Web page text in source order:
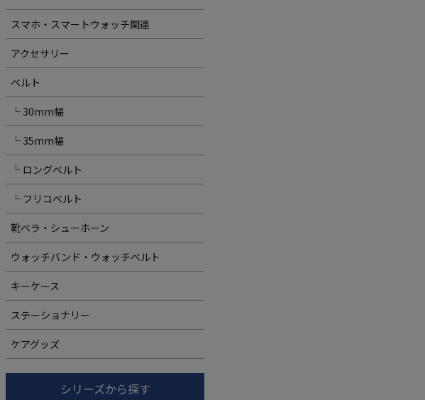
スマホ・スマートウォッチ関連
アクセサリー
ベルト
└ 30mm幅
└ 35mm幅
└ ロングベルト
└ フリコベルト
靴ベラ・シューホーン
ウォッチバンド・ウォッチベルト
キーケース
ステーショナリー
ケアグッズ
シリーズから探す